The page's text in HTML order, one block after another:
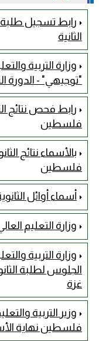
الثانية
وزارة التربية
"توجيهي" - الدورة
فلسطين
فلسطين
أسماء أوائل الثانوية
وزارة التعليم
وزارة التربية
غزة
وزير التربية
فلسطين نهاية